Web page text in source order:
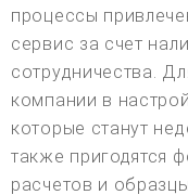
процессы
сервис за счет
сотрудничества.
компании в
которые станут
также пригодятся
расчетов и